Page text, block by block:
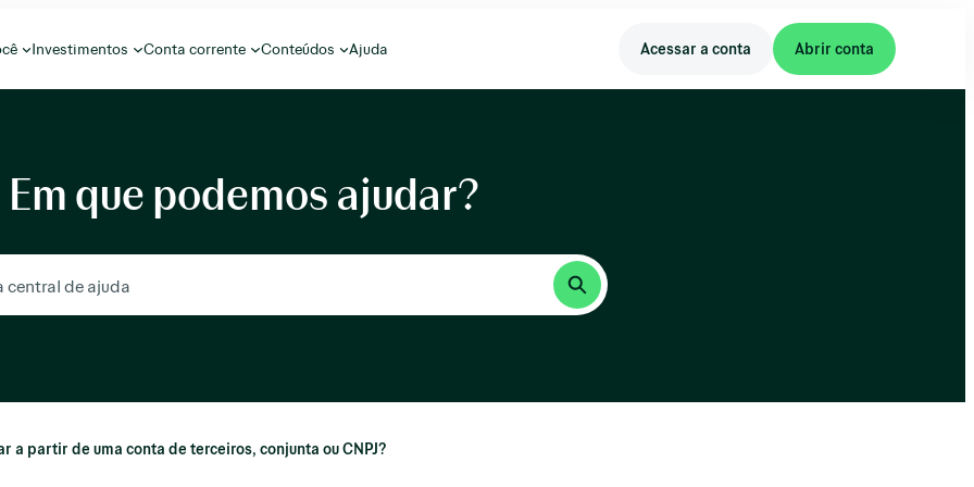
Investimentos Conta corrente Conteúdos Ajuda Acessar a conta Abrir conta
Em que podemos ajudar?
a partir de uma conta de terceiros, conjunta ou CNPJ?